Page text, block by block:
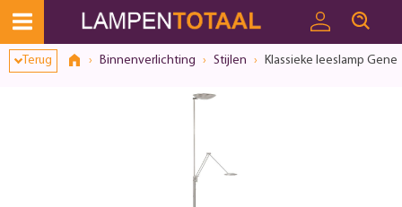
Terug Binnenverlichting Stijlen Klassieke leeslamp